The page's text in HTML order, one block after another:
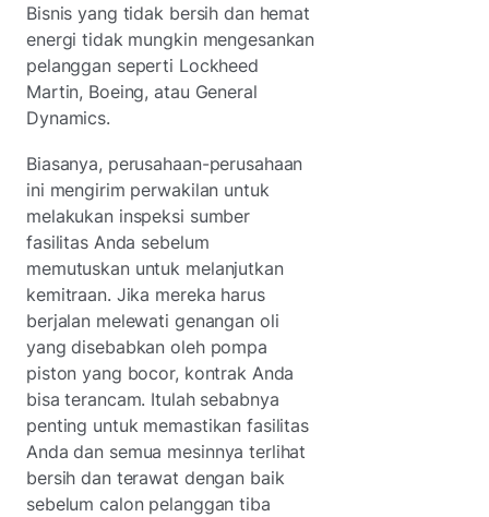
Bisnis yang tidak bersih dan hemat
energi tidak mungkin mengesankan
pelanggan seperti Lockheed
Martin, Boeing, atau General
Dynamics.
Biasanya, perusahaan-perusahaan
ini mengirim perwakilan untuk
melakukan inspeksi sumber
fasilitas Anda sebelum
memutuskan untuk melanjutkan
kemitraan. Jika mereka harus
berjalan melewati genangan oli
yang disebabkan oleh pompa
piston yang bocor, kontrak Anda
bisa terancam. Itulah sebabnya
penting untuk memastikan fasilitas
Anda dan semua mesinnya terlihat
bersih dan terawat dengan baik
sebelum calon pelanggan tiba